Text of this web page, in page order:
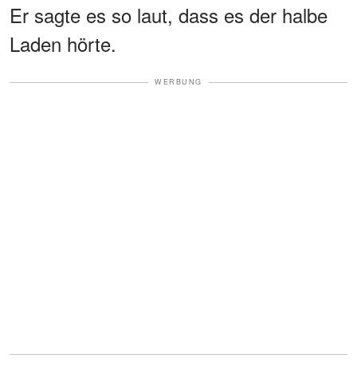
Er sagte es so laut, dass es der halbe
Laden hörte.
WERBUNG